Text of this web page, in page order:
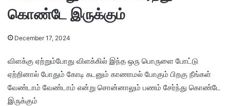
கொண்டே இருக்கும்
December 17, 2024
விளக்கு ஏற்றும்போது விளக்கில் இந்த ஒரு பொருளை போட்டு
ஏற்றினால் போதும் கோடி கடனும் காணாமல் போகும் பிறகு நீங்கள்
வேண்டாம் வேண்டாம் என்று சொன்னாலும் பணம் சேர்ந்து கொண்டே
இருக்கும்